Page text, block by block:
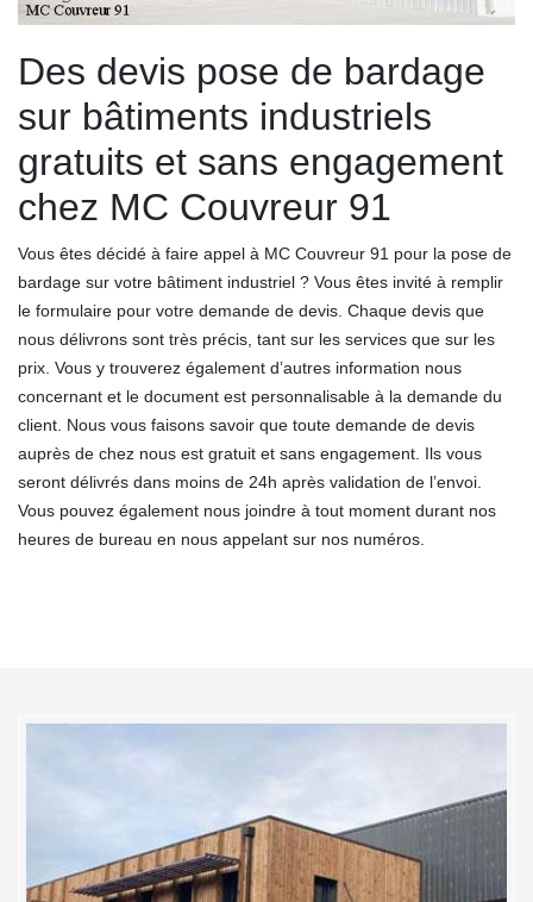
Des devis pose de bardage
sur bâtiments industriels
gratuits et sans engagement
chez MC Couvreur 91
Vous êtes décidé à faire appel à MC Couvreur 91 pour la pose de
bardage sur votre bâtiment industriel ? Vous êtes invité à remplir
le formulaire pour votre demande de devis. Chaque devis que
nous délivrons sont très précis, tant sur les services que sur les
prix. Vous y trouverez également d’autres information nous
concernant et le document est personnalisable à la demande du
client. Nous vous faisons savoir que toute demande de devis
auprès de chez nous est gratuit et sans engagement. Ils vous
seront délivrés dans moins de 24h après validation de l’envoi.
Vous pouvez également nous joindre à tout moment durant nos
heures de bureau en nous appelant sur nos numéros.